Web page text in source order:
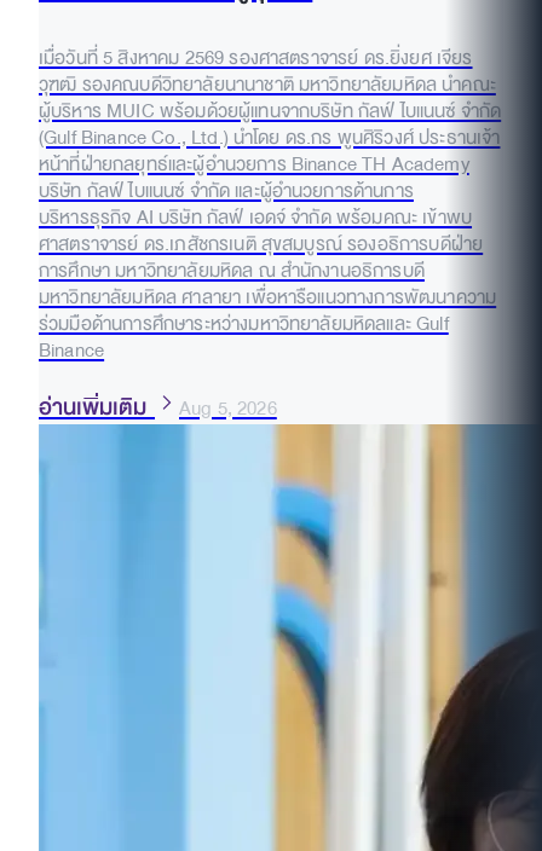
เมื่อวันที่ 5 สิงหาคม 2569 รองศาสตราจารย์ ดร.ยิ่งยศ เจียร
วุฑฒิ รองคณบดีวิทยาลัยนานาชาติ มหาวิทยาลัยมหิดล นำคณะ
ผู้บริหาร MUIC พร้อมด้วยผู้แทนจากบริษัท กัลฟ์ ไบแนนซ์ จำกัด
(Gulf Binance Co., Ltd.) นำโดย ดร.กร พูนศิริวงศ์ ประธานเจ้า
หน้าที่ฝ่ายกลยุทธ์และผู้อำนวยการ Binance TH Academy
บริษัท กัลฟ์ ไบแนนซ์ จำกัด และผู้อำนวยการด้านการ
บริหารธุรกิจ AI บริษัท กัลฟ์ เอดจ์ จำกัด พร้อมคณะ เข้าพบ
ศาสตราจารย์ ดร.เภสัชกรเนติ สุขสมบูรณ์ รองอธิการบดีฝ่าย
การศึกษา มหาวิทยาลัยมหิดล ณ สำนักงานอธิการบดี
มหาวิทยาลัยมหิดล ศาลายา เพื่อหารือแนวทางการพัฒนาความ
ร่วมมือด้านการศึกษาระหว่างมหาวิทยาลัยมหิดลและ Gulf
Binance
อ่านเพิ่มเติม Aug 5, 2026